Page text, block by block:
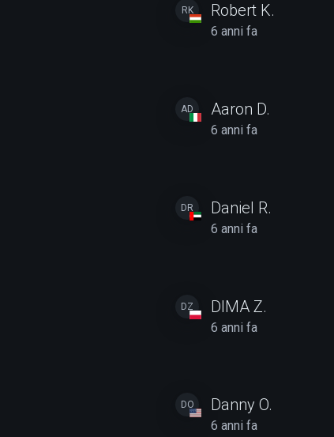
RK Robert K.
6 anni fa
AD Aaron D.
6 anni fa
DR Daniel R.
6 anni fa
DZ DIMA Z.
6 anni fa
DO Danny O.
6 anni fa